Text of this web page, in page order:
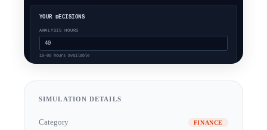
SIMULATION DETAILS
Category FINANCE